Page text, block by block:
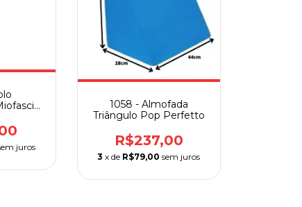
juros
1058 - Almofada
Triângulo Pop Perfetto
R$237,00
3 x de R$79,00 sem juros